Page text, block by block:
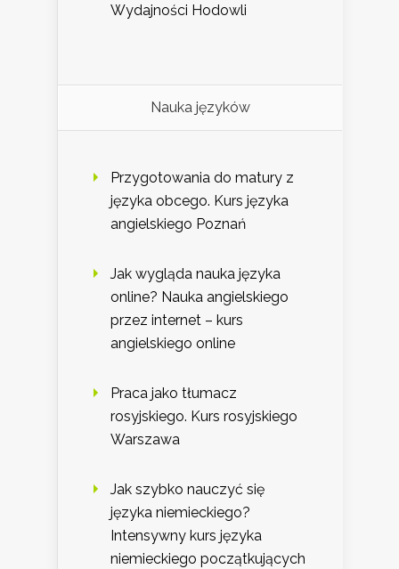
Wydajności Hodowli
Nauka języków
Przygotowania do matury z
języka obcego. Kurs języka
angielskiego Poznań
Jak wygląda nauka języka
online? Nauka angielskiego
przez internet – kurs
angielskiego online
Praca jako tłumacz
rosyjskiego. Kurs rosyjskiego
Warszawa
Jak szybko nauczyć się
języka niemieckiego?
Intensywny kurs języka
niemieckiego początkujących